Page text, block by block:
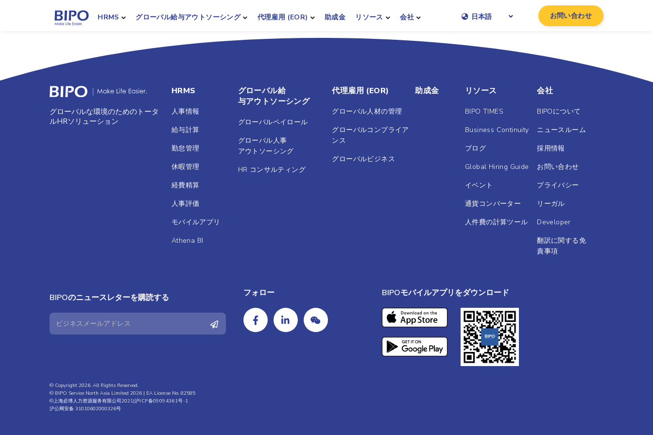
HRMS グローバル給与アウトソーシング 代理雇用 (EOR) 助成金 リソース 会社 日本語 お問い合わせ
グローバルな環境のためのトータ
ルHRソリューション
HRMS
人事情報
給与計算
勤怠管理
休暇管理
経費精算
人事評価
モバイルアプリ
Athena BI
グローバル給
与アウトソーシング
グローバルペイロール
グローバル人事
アウトソーシング
HR コンサルティング
代理雇用 (EOR)
グローバル人材の管理
グローバルコンプライア
ンス
グローバルビジネス
助成金 リソース
BIPO TIMES
Business Continuity
ブログ
Global Hiring Guide
イベント
通貨コンバーター
人件費の計算ツール
会社
BIPOについて
ニュースルーム
採用情報
お問い合わせ
プライバシー
リーガル
Developer
翻訳に関する免
責事項
BIPOのニュースレターを購読する フォロー BIPOモバイルアプリをダウンロード
© Copyright 2026. All Rights Reserved.
© BIPO Service North Asia Limited 2026 | EA License No. 82585
©上海必博人力资源服务有限公司2021|沪ICP备09094361号-1
沪公网安备 31010602000326号